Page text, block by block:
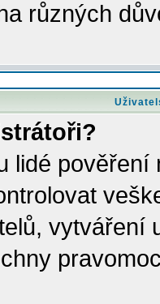
různých
lidé
vytváření